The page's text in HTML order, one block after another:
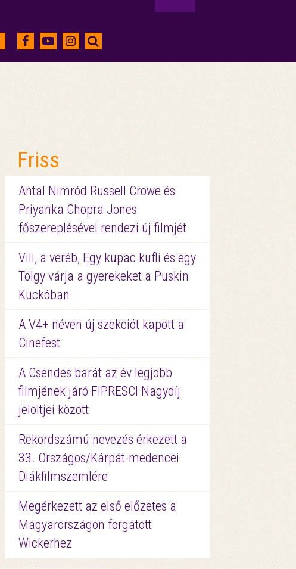
Friss
Antal Nimród Russell Crowe és
Priyanka Chopra Jones
főszereplésével rendezi új filmjét
Vili, a veréb, Egy kupac kufli és egy
Tölgy várja a gyerekeket a Puskin
Kuckóban
A V4+ néven új szekciót kapott a
Cinefest
A Csendes barát az év legjobb
filmjének járó FIPRESCI Nagydíj
jelöltjei között
Rekordszámú nevezés érkezett a
33. Országos/Kárpát-medencei
Diákfilmszemlére
Megérkezett az első előzetes a
Magyarországon forgatott
Wickerhez